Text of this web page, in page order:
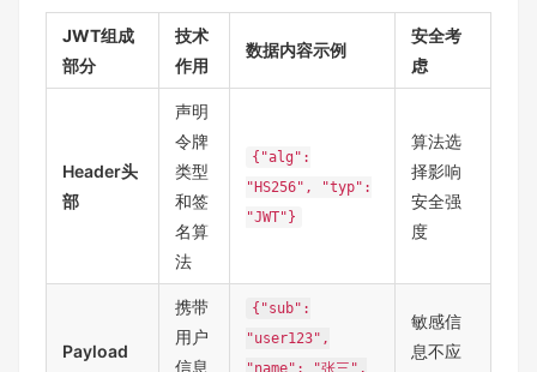
JWT组成
部分
技术
作用
数据内容示例
安全考
虑
Header头
部
声明
令牌
类型
和签
名算
法
{"alg":
"HS256", "typ":
"JWT"}
算法选
择影响
安全强
度
Payload
携带
用户
信息
{"sub":
"user123",
"name": "张三",
敏感信
息不应